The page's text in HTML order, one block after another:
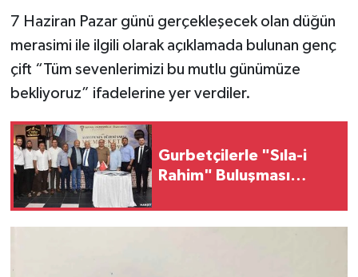
7 Haziran Pazar günü gerçekleşecek olan düğün
merasimi ile ilgili olarak açıklamada bulunan genç
çift “Tüm sevenlerimizi bu mutlu günümüze
bekliyoruz” ifadelerine yer verdiler.
Gurbetçilerle "Sıla-i
Rahim" Buluşması…